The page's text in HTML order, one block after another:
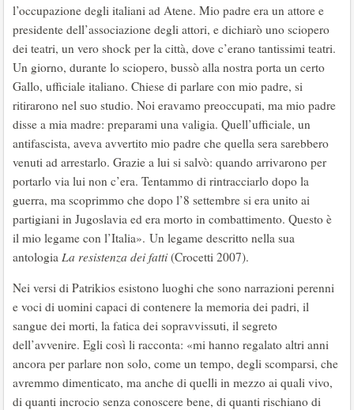
l’occupazione degli italiani ad Atene. Mio padre era un attore e
presidente dell’associazione degli attori, e dichiarò uno sciopero
dei teatri, un vero shock per la città, dove c’erano tantissimi teatri.
Un giorno, durante lo sciopero, bussò alla nostra porta un certo
Gallo, ufficiale italiano. Chiese di parlare con mio padre, si
ritirarono nel suo studio. Noi eravamo preoccupati, ma mio padre
disse a mia madre: preparami una valigia. Quell’ufficiale, un
antifascista, aveva avvertito mio padre che quella sera sarebbero
venuti ad arrestarlo. Grazie a lui si salvò: quando arrivarono per
portarlo via lui non c’era. Tentammo di rintracciarlo dopo la
guerra, ma scoprimmo che dopo l’8 settembre si era unito ai
partigiani in Jugoslavia ed era morto in combattimento. Questo è
il mio legame con l’Italia». Un legame descritto nella sua
antologia La resistenza dei fatti (Crocetti 2007).
Nei versi di Patrikios esistono luoghi che sono narrazioni perenni
e voci di uomini capaci di contenere la memoria dei padri, il
sangue dei morti, la fatica dei sopravvissuti, il segreto
dell’avvenire. Egli così li racconta: «mi hanno regalato altri anni
ancora per parlare non solo, come un tempo, degli scomparsi, che
avremmo dimenticato, ma anche di quelli in mezzo ai quali vivo,
di quanti incrocio senza conoscere bene, di quanti rischiano di